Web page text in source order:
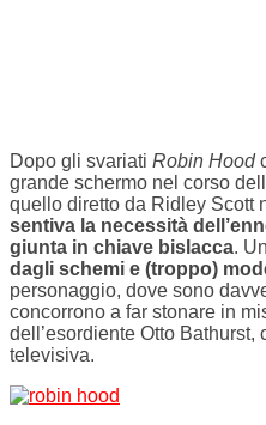
Dopo gli svariati Robin Hood
grande schermo nel corso
quello diretto da Ridley Scott
sentiva la necessità
giunta in chiave bislacca.
dagli schemi e (troppo)
personaggio, dove sono
concorrono a far stonare in
dell’esordiente Otto
televisiva.